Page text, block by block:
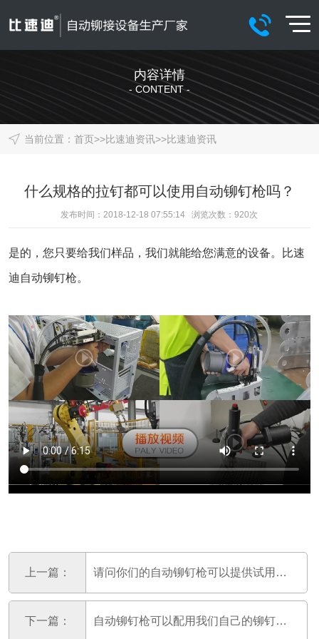
内容详情
- CONTENT -
当前位置： 首页>>比速迪资讯>>比速迪资讯
什么规格的拉钉都可以使用自动铆钉枪吗？
发布时间：2018-12-18 07:55:14 浏览次数：920次
是的，您只要给我们样品，我们就能给您满意的设备。 比速
迪自动铆钉枪。
上一篇： 请问你们的自动铆钉枪可以提供试用吗？
下一篇： 自动铆钉枪可以配用我们自己的铆钉枪吗？